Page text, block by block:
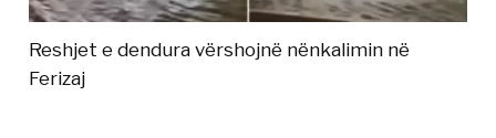
Reshjet e dendura vërshojnë nënkalimin në
Ferizaj